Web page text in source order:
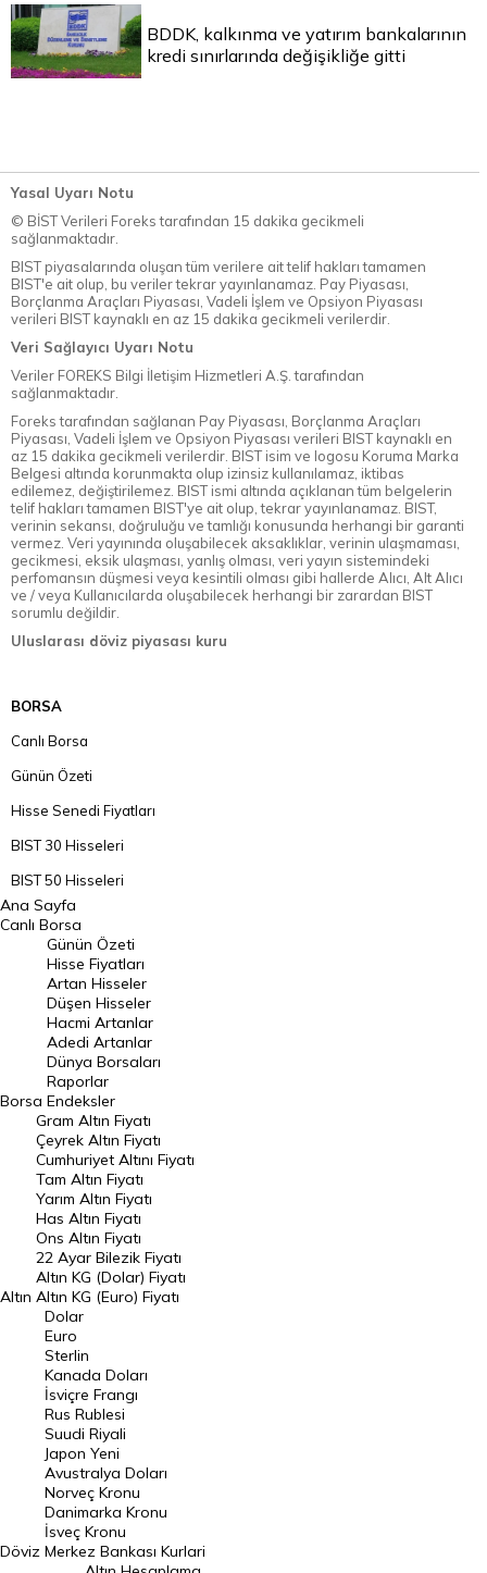
BDDK, kalkınma ve yatırım bankalarının
kredi sınırlarında değişikliğe gitti
Yasal Uyarı Notu
© BİST Verileri Foreks tarafından 15 dakika gecikmeli
sağlanmaktadır.
BIST piyasalarında oluşan tüm verilere ait telif hakları tamamen
BIST'e ait olup, bu veriler tekrar yayınlanamaz. Pay Piyasası,
Borçlanma Araçları Piyasası, Vadeli İşlem ve Opsiyon Piyasası
verileri BIST kaynaklı en az 15 dakika gecikmeli verilerdir.
Veri Sağlayıcı Uyarı Notu
Veriler FOREKS Bilgi İletişim Hizmetleri A.Ş. tarafından
sağlanmaktadır.
Foreks tarafından sağlanan Pay Piyasası, Borçlanma Araçları
Piyasası, Vadeli İşlem ve Opsiyon Piyasası verileri BIST kaynaklı en
az 15 dakika gecikmeli verilerdir. BIST isim ve logosu Koruma Marka
Belgesi altında korunmakta olup izinsiz kullanılamaz, iktibas
edilemez, değiştirilemez. BIST ismi altında açıklanan tüm belgelerin
telif hakları tamamen BIST'ye ait olup, tekrar yayınlanamaz. BIST,
verinin sekansı, doğruluğu ve tamlığı konusunda herhangi bir garanti
vermez. Veri yayınında oluşabilecek aksaklıklar, verinin ulaşmaması,
gecikmesi, eksik ulaşması, yanlış olması, veri yayın sistemindeki
perfomansın düşmesi veya kesintili olması gibi hallerde Alıcı, Alt Alıcı
ve / veya Kullanıcılarda oluşabilecek herhangi bir zarardan BIST
sorumlu değildir.
Uluslarası döviz piyasası kuru
BORSA
Canlı Borsa
Günün Özeti
Hisse Senedi Fiyatları
BIST 30 Hisseleri
BIST 50 Hisseleri
BIST 100 Hisseleri
En Çok Artan Hisseler
En Çok Düşen Hisseler
Hacmi Artanlar
Geçmiş Kapanışlar
Dünya Borsaları
Raporlar
Endeksler
DÖVİZ
Döviz Kuru
Dolar Kuru
Euro Kuru
Pound Kuru
Frank Kuru
Riyal Kuru
Avustralya Doları
Danimarka Kronu Kuru
Kanada Doları Kuru
Norveç Kronu Kuru
Ana Sayfa
Canlı Borsa
Borsa
Günün Özeti
Hisse Fiyatları
Artan Hisseler
Düşen Hisseler
Hacmi Artanlar
Adedi Artanlar
Dünya Borsaları
Raporlar
Endeksler
Altın
Gram Altın Fiyatı
Çeyrek Altın Fiyatı
Cumhuriyet Altını Fiyatı
Tam Altın Fiyatı
Yarım Altın Fiyatı
Has Altın Fiyatı
Ons Altın Fiyatı
22 Ayar Bilezik Fiyatı
Altın KG (Dolar) Fiyatı
Altın KG (Euro) Fiyatı
Döviz
Dolar
Euro
Sterlin
Kanada Doları
İsviçre Frangı
Rus Rublesi
Suudi Riyali
Japon Yeni
Avustralya Doları
Norveç Kronu
Danimarka Kronu
İsveç Kronu
Merkez Bankası Kurlari